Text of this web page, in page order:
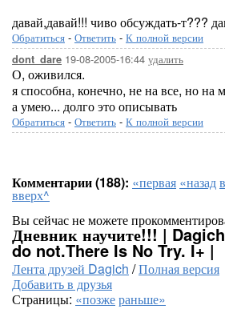
давай,давай!!! чиво обсуждать-т???
Обратиться - Ответить - К полной версии
dont_dare 19-08-2005-16:44 удалить
О, оживился.
я способна, конечно, не на все, но на
а умею... долго это описывать
Обратиться - Ответить - К полной версии
Комментарии (188): «первая «назад
вверх^
Вы сейчас не можете
Дневник научите!!! |
do not.There Is No Try. I+ |
Лента друзей Dagich /Полная версия
Добавить в друзья
Страницы: «позжераньше»